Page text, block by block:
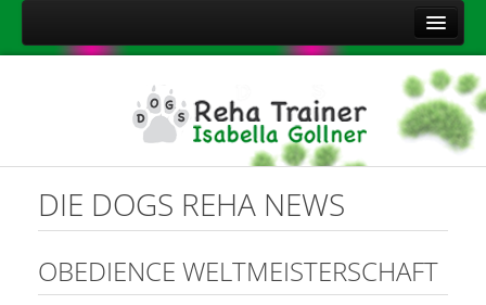
Kontakt
Impressum
DIE DOGS REHA NEWS
OBEDIENCE WELTMEISTERSCHAFT